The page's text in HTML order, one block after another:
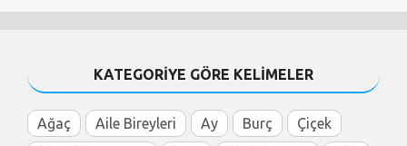
KATEGORİYE GÖRE KELİMELER
Ağaç Aile Bireyleri Ay Burç
Çiçek